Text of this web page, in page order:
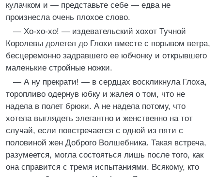
кулачком и — представьте себе — едва не
произнесла очень плохое слово.
— Хо-хо-хо! — издевательский хохот Тучной
Королевы долетел до Глохи вместе с порывом ветра,
бесцеремонно задравшего ее юбчонку и открывшего
маленькие стройные ножки.
— А ну прекрати! — в сердцах воскликнула Глоха,
торопливо одернув юбку и жалея о том, что не
надела в полет брюки. А не надела потому, что
хотела выглядеть элегантно и женственно на тот
случай, если повстречается с одной из пяти с
половиной жен Доброго Волшебника. Такая встреча,
разумеется, могла состояться лишь после того, как
она справится с тремя испытаниями. Всякому, кто